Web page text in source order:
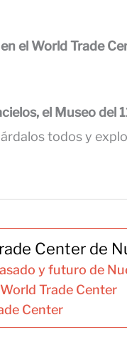
el World Trade
el Museo del
todos y
Center de
y futuro de
Trade Center
Center